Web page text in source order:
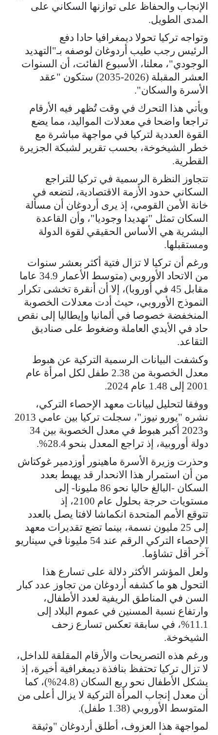
الإنجاب والحفاظ على توازنها السكاني على
المدى الطويل.
وتواجه تركيا تحولا ديمغرافيا حادا دفع
الرئيس رجب طيب أردوغان لوصفه بـ"التهديد
الوجودي"، معلنا، الأسبوع الفائت، أن السنوات
العشر المقبلة (2026-2035) ستكون "عقد
الأسرة والسكان".
ويأتي هذا التحرك في وقت تُظهر فيه الأرقام
تراجعا واضحا في معدلات المواليد، مما يضع
القوة العددية لتركيا في مواجهة مباشرة مع
خطر الشيخوخة، بحسب تقرير لشبكة الجزيرة
القطرية.
تتجاوز النظرة الرسمية في تركيا للتراجع
السكاني حدود الأزمة الاقتصادية، لتضعه في
خانة الأمن القومي، إذ يرى أردوغان أن مسألة
السكان تمثل "تهديدا وجوديا"، وأن القاعدة
البشرية هي الأساس الحقيقي لقوة الدولة
ومستقبلها.
ورغم أن تركيا لا تزال فتية أكثر بعشر سنوات
من الاتحاد الأوروبي (متوسط الأعمار 34.9 عاما
مقابل 45 في أوروبا)، إلا أن أنقرة تخشى تكرار
النموذج الأوروبي، حيث أدت معدلات الخصوبة
المنخفضة خصوصا في ألمانيا وإيطاليا إلى نقص
حاد في الأيدي العاملة وضغوط على صناديق
التقاعد.
وكشفت البيانات الرسمية التركية عن هبوط
معدل الخصوبة من 2.38 طفل لكل امرأة عام
2001 إلى 1.48 عام 2024.
ووفقا لتحليل لبيانات معهد الإحصاء التركي،
نشره "يورو نيوز"، سجلت تركيا بين عامي 2013
و2023 أكبر هبوط في معدل الخصوبة بين 34
دولة أوروبية، إذ تراجع المعدل بنحو 28.4%.
وحذرت وزيرة الأسرة ماهينور أوزدمير غوكتاش
من أن استمرار هذا الانحدار قد يهبط بعدد
السكان -البالغ حاليا نحو 86 مليونا- إلى
مستويات حرجة بحلول عام 2100، إذ
تتوقع الأمم المتحدة انكماشا لافتا يصل بالعدد
إلى 25 مليون نسمة، بينما تضع تقديرات معهد
الإحصاء التركي الرقم عند 54 مليونا في سيناريو
آخر أقل تشاؤما.
ولعل المؤشر الأكثر دلالة على تسارع هذا
التحول هو ما كشفه أردوغان من تجاوز عدد كبار
السن في المناطق الريفية لعدد الأطفال،
وارتفاع نسبة المسنين في عموم البلاد إلى
11.1%، في سابقة تعكس تسارع زحف
الشيخوخة.
ورغم هذه التصريحات والأرقام المقلقة للداخل،
لا تزال تركيا تحتفظ بنافذة ديمغرافية أخيرة، إذ
يشكل الأطفال نحو ربع السكان (24.8%)، كما
أن معدل إنجاب المرأة التركية لا يزال أعلى من
المتوسط الأوروبي (1.38 طفل).
لمواجهة هذا العزوف، أطلق أردوغان "وثيقة